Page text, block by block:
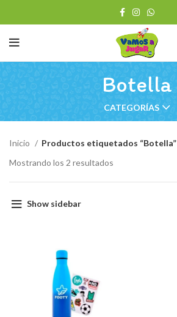
Botella
CATEGORÍAS
Inicio
Productos etiquetados “Botella”
Mostrando los 2 resultados
Show sidebar